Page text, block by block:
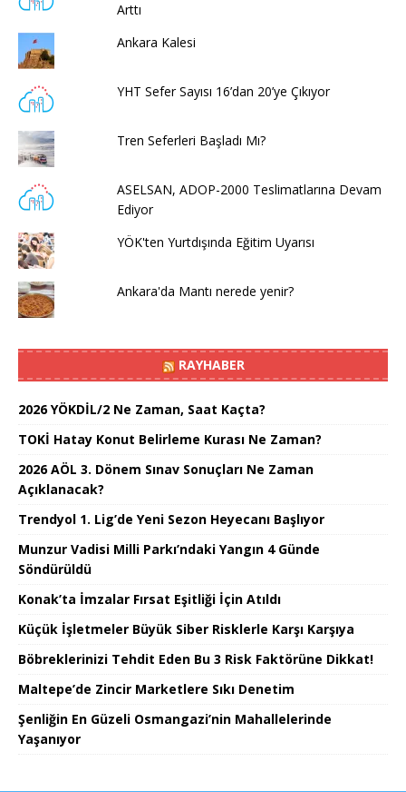
Arttı
Ankara Kalesi
YHT Sefer Sayısı 16’dan 20’ye Çıkıyor
Tren Seferleri Başladı Mı?
ASELSAN, ADOP-2000 Teslimatlarına Devam
Ediyor
YÖK'ten Yurtdışında Eğitim Uyarısı
Ankara'da Mantı nerede yenir?
RAYHABER
2026 YÖKDİL/2 Ne Zaman, Saat Kaçta?
TOKİ Hatay Konut Belirleme Kurası Ne Zaman?
2026 AÖL 3. Dönem Sınav Sonuçları Ne Zaman
Açıklanacak?
Trendyol 1. Lig’de Yeni Sezon Heyecanı Başlıyor
Munzur Vadisi Milli Parkı’ndaki Yangın 4 Günde
Söndürüldü
Konak’ta İmzalar Fırsat Eşitliği İçin Atıldı
Küçük İşletmeler Büyük Siber Risklerle Karşı Karşıya
Böbreklerinizi Tehdit Eden Bu 3 Risk Faktörüne Dikkat!
Maltepe’de Zincir Marketlere Sıkı Denetim
Şenliğin En Güzeli Osmangazi’nin Mahallelerinde
Yaşanıyor